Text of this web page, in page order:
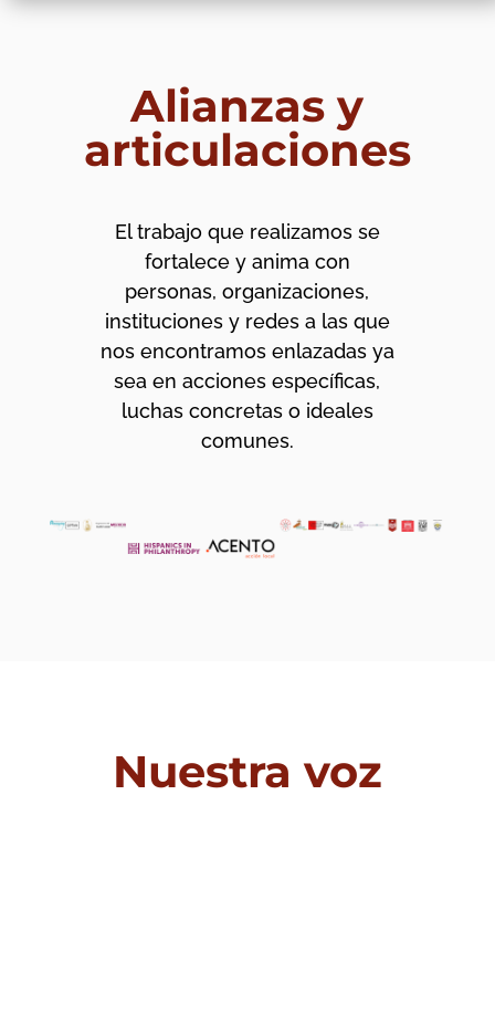
Alianzas y
articulaciones
El trabajo que realizamos se
fortalece y anima con
personas, organizaciones,
instituciones y redes a las que
nos encontramos enlazadas ya
sea en acciones específicas,
luchas concretas o ideales
comunes.
Nuestra voz